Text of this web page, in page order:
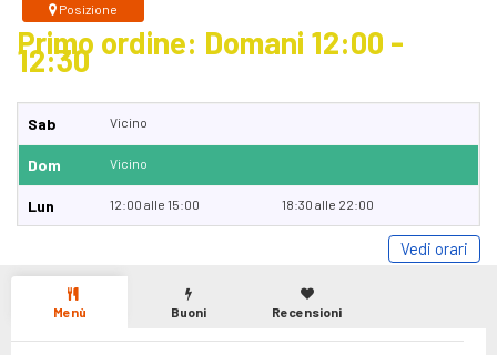
Posizione
Primo ordine: Domani 12:00 -
12:30
Sab Vicino
Dom Vicino
Lun 12:00 alle 15:00 18:30 alle 22:00
12:00 alle 15:00 18:30 alle 22:00
Vedi orari
Menù Buoni Recensioni